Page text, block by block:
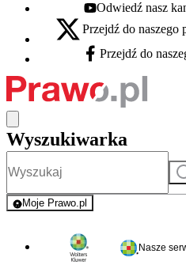
Youtube - otwiera się w
Odwiedź nasz
X - otwiera się w nowej karcie
Przejdź do
Facebook - otwiera się w
Przejdź do
Wyszukiwarka
Moje Prawo.pl
- rejestracja i logowanie do
Nasze